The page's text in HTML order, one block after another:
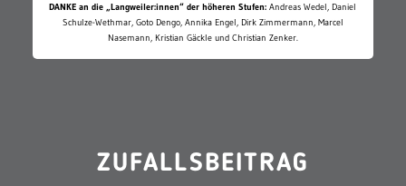
DANKE an die „Langweiler:innen“ der höheren Stufen: Andreas Wedel, Daniel
Schulze-Wethmar, Goto Dengo, Annika Engel, Dirk Zimmermann, Marcel
Nasemann, Kristian Gäckle und Christian Zenker.
ZUFALLSBEITRAG